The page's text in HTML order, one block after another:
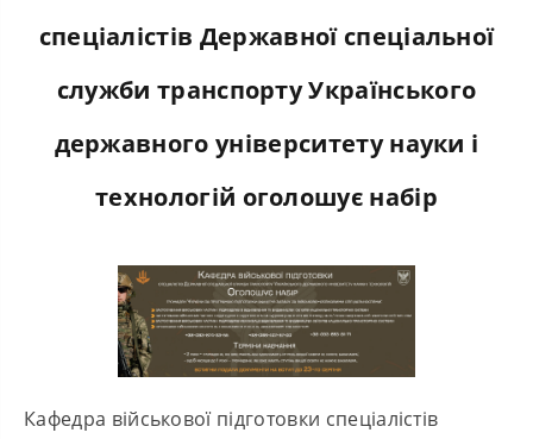
спеціалістів Державної спеціальної
служби транспорту Українського
державного університету науки і
технологій оголошує набір
Кафедра військової підготовки спеціалістів